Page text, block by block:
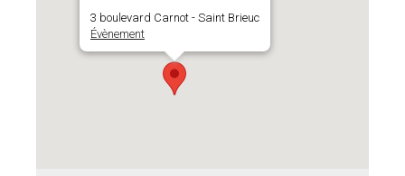
3 boulevard Carnot - Saint Brieuc
Évènement